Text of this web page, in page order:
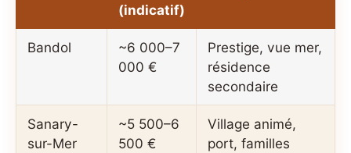
(indicatif)
Bandol
~6 000–7
000 €
Prestige, vue mer,
résidence
secondaire
Sanary-
sur-Mer
~5 500–6
500 €
Village animé,
port, familles